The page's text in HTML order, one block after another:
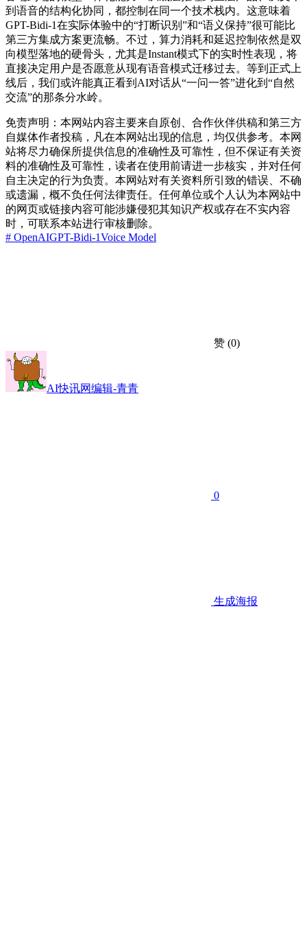
到语音的结构化协同，都控制在同一个技术栈内。这意味着
GPT-Bidi-1在实际体验中的“打断识别”和“语义保持”很可能比
第三方集成方案更流畅。不过，算力消耗和延迟控制依然是双
向模型落地的硬骨头，尤其是Instant模式下的实时性表现，将
直接决定用户是否愿意从现有语音模式迁移过去。等到正式上
线后，我们或许能真正看到AI对话从“一问一答”进化到“自然
交流”的那条分水岭。
免责声明：本网站内容主要来自原创、合作伙伴供稿和第三方
自媒体作者投稿，凡在本网站出现的信息，均仅供参考。本网
站将尽力确保所提供信息的准确性及可靠性，但不保证有关资
料的准确性及可靠性，读者在使用前请进一步核实，并对任何
自主决定的行为负责。本网站对有关资料所引致的错误、不确
或遗漏，概不负任何法律责任。任何单位或个人认为本网站中
的网页或链接内容可能涉嫌侵犯其知识产权或存在不实内容
时，可联系本站进行审核删除。
# OpenAIGPT-Bidi-1Voice Model
赞 (0)
AI快讯网编辑-青青
0
生成海报